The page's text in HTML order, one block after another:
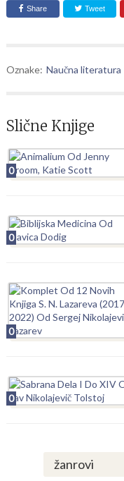
Share Tweet
Oznake: Naučna literatura
Slične Knjige
0
0
0
0
žanrovi